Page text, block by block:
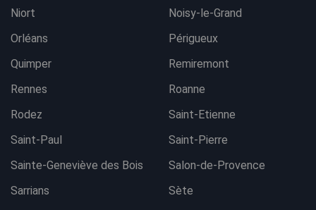
Niort
Noisy-le-Grand
Orléans
Périgueux
Quimper
Remiremont
Rennes
Roanne
Rodez
Saint-Etienne
Saint-Paul
Saint-Pierre
Sainte-Geneviève des Bois
Salon-de-Provence
Sarrians
Sète